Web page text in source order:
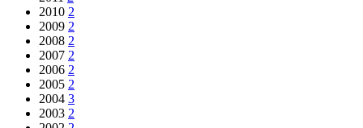
2010 2
2009 2
2008 2
2007 2
2006 2
2005 2
2004 3
2003 2